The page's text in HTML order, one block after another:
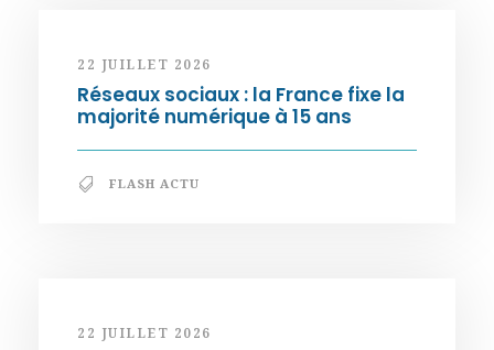
22 JUILLET 2026
Réseaux sociaux : la France fixe la
majorité numérique à 15 ans
FLASH ACTU
22 JUILLET 2026